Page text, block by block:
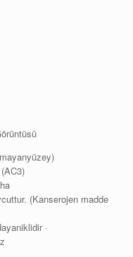
(Kanserojen madde
·